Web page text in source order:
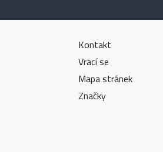
Kontakt
Vrací se
Mapa stránek
Značky